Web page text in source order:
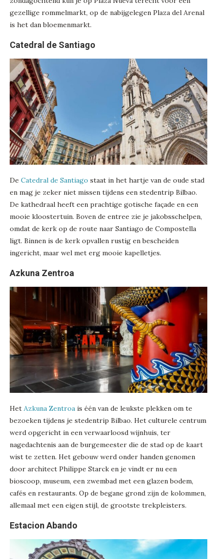
gezellige rommelmarkt, op de nabijgelegen Plaza del Arenal
is het dan bloemenmarkt.
Catedral de Santiago
De Catedral de Santiago staat in het hartje van de oude stad
en mag je zeker niet missen tijdens een stedentrip Bilbao.
De kathedraal heeft een prachtige gotische façade en een
mooie kloostertuin. Boven de entree zie je jakobsschelpen,
omdat de kerk op de route naar Santiago de Compostella
ligt. Binnen is de kerk opvallen rustig en bescheiden
ingericht, maar wel met erg mooie kapelletjes.
Azkuna Zentroa
Het Azkuna Zentroa is één van de leukste plekken om te
bezoeken tijdens je stedentrip Bilbao. Het culturele centrum
werd opgericht in een verwaarloosd wijnhuis, ter
nagedachtenis aan de burgemeester die de stad op de kaart
wist te zetten. Het gebouw werd onder handen genomen
door architect Philippe Starck en je vindt er nu een
bioscoop, museum, een zwembad met een glazen bodem,
cafés en restaurants. Op de begane grond zijn de kolommen,
allemaal met een eigen stijl, de grootste trekpleisters.
Estacion Abando